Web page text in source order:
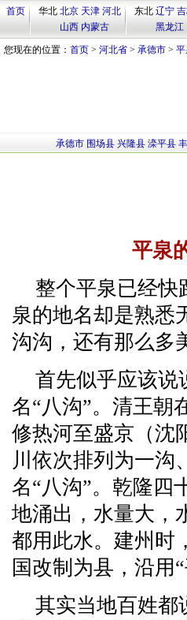
首页 华北 北京 天津 河北
山西 内蒙古
东北 辽宁
黑龙江
您现在的位置： 首页 > 河北省 > 承德市 >
承德市 围场县 兴隆县 滦平县
平泉
整个平泉已经快
泉的地名却是熟悉
沟沟，还有那么
首先似乎应该说
名“八沟”。清王朝
修热河至盛京（沈
川依次排列为一
名“八沟”。乾隆四
地涌出，水量大，
都用此水。建州时
国改制为县，沿用“
其实当地百姓都